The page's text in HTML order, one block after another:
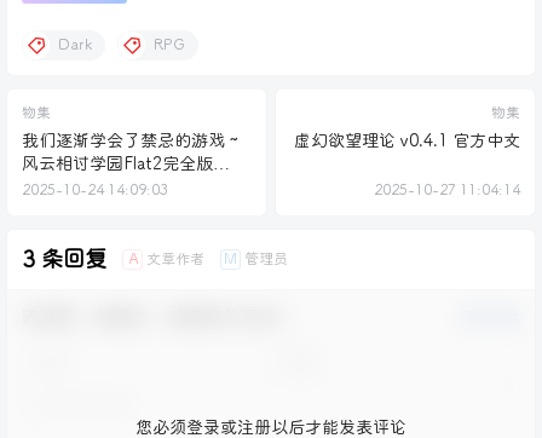
Dark RPG
物集
我们逐渐学会了禁忌的游戏 ~
风云相讨学园Flat2完全版
V5.0汉化
2025-10-24 14:09:03
物集
虚幻欲望理论 v0.4.1 官方中文
2025-10-27 11:04:14
3 条回复 A 文章作者 M 管理员
您必须登录或注册以后才能发表评论